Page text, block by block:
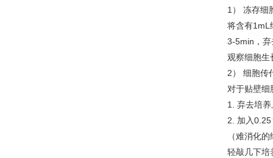
1） 冻存细
将含有1mL
3-5min，
观察细胞生
2） 细胞传
对于贴壁细
1. 弃去培
2. 加入
（难消化
轻敲几下培